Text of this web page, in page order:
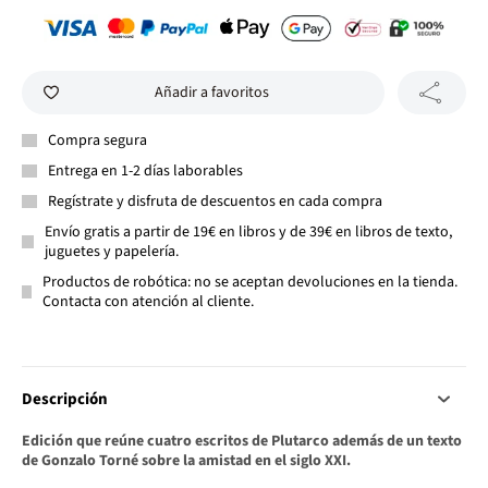
Añadir a favoritos
Compra segura
Entrega en 1-2 días laborables
Regístrate y disfruta de descuentos en cada compra
Envío gratis a partir de 19€ en libros y de 39€ en libros de texto,
juguetes y papelería.
Productos de robótica: no se aceptan devoluciones en la tienda.
Contacta con atención al cliente.
Descripción
Edición que reúne cuatro escritos de Plutarco además de un texto
de Gonzalo Torné sobre la amistad en el siglo XXI.